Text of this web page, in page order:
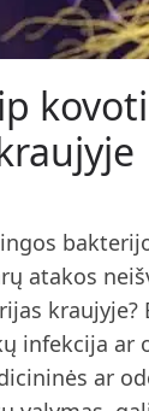
atakos
infekcija
ar